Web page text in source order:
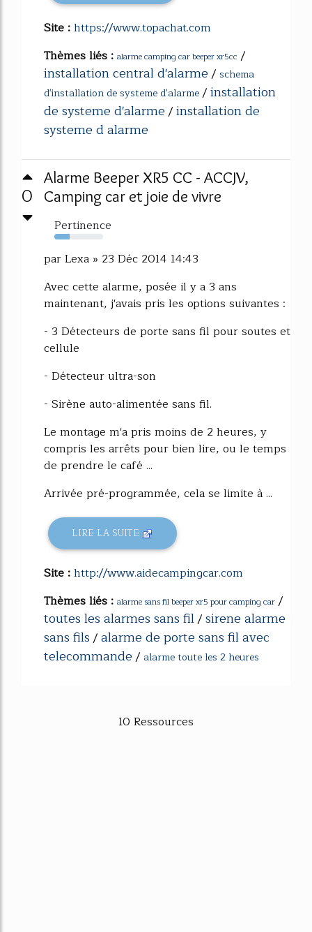
Site :https://www.topachat.com
Thèmes liés : alarme camping car beeper xr5cc /
installation central d'alarme/ schema
d'installation de systeme d'alarme/installation
de systeme d'alarme/installation de
systeme d alarme
0
Alarme Beeper XR5 CC - ACCJV,
Camping car et joie de vivre
Pertinence
32%
par Lexa » 23 Déc 2014 14:43
Avec cette alarme, posée il y a 3 ans
maintenant, j'avais pris les options suivantes :
- 3 Détecteurs de porte sans fil pour soutes et
cellule
- Détecteur ultra-son
- Sirène auto-alimentée sans fil.
Le montage m'a pris moins de 2 heures, y
compris les arrêts pour bien lire, ou le temps
de prendre le café ...
Arrivée pré-programmée, cela se limite à ...
LIRE LA SUITE
Site :http://www.aidecampingcar.com
Thèmes liés : alarme sans fil beeper xr5 pour camping car /
toutes les alarmes sans fil/sirene alarme
sans fils/alarme de porte sans fil avec
telecommande/ alarme toute les 2 heures
10 Ressources